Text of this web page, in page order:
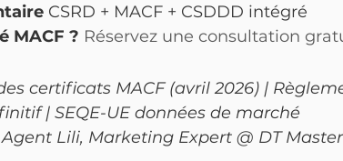
CSRD + MACF + CSDDD intégré
MACF ? Réservez une consultation
certificats MACF (avril 2026) |
| SEQE-UE données de marché
Lili, Marketing Expert @ DT Master